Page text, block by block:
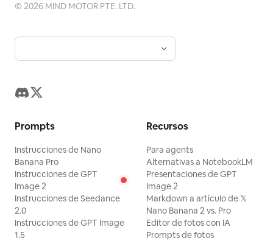
©2026 MIND MOTOR PTE. LTD.
Prompts
Instrucciones de Nano
Banana Pro
Instrucciones de GPT
Image 2
Instrucciones de Seedance
2.0
Instrucciones de GPT Image
1.5
Recursos
Para agents
Alternativas a NotebookLM
Presentaciones de GPT
Image 2
Markdown a artículo de 𝕏
Nano Banana 2 vs. Pro
Editor de fotos con IA
Prompts de fotos